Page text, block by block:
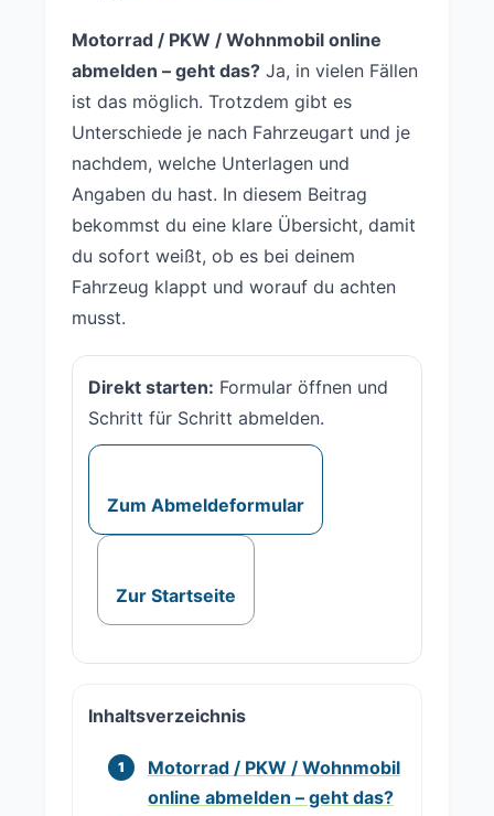
Motorrad / PKW / Wohnmobil online
abmelden – geht das? Ja, in vielen Fällen
ist das möglich. Trotzdem gibt es
Unterschiede je nach Fahrzeugart und je
nachdem, welche Unterlagen und
Angaben du hast. In diesem Beitrag
bekommst du eine klare Übersicht, damit
du sofort weißt, ob es bei deinem
Fahrzeug klappt und worauf du achten
musst.
Direkt starten: Formular öffnen und
Schritt für Schritt abmelden.
Zum Abmeldeformular
Zur Startseite
Inhaltsverzeichnis
Motorrad / PKW / Wohnmobil
online abmelden – geht das?